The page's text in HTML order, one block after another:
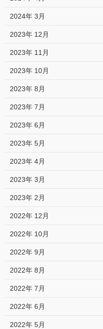
2024年 3月
2023年 12月
2023年 11月
2023年 10月
2023年 8月
2023年 7月
2023年 6月
2023年 5月
2023年 4月
2023年 3月
2023年 2月
2022年 12月
2022年 10月
2022年 9月
2022年 8月
2022年 7月
2022年 6月
2022年 5月